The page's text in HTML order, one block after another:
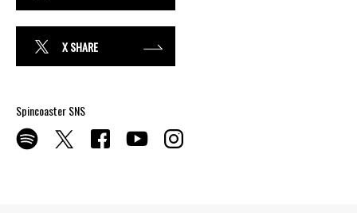
X SHARE
Spincoaster SNS